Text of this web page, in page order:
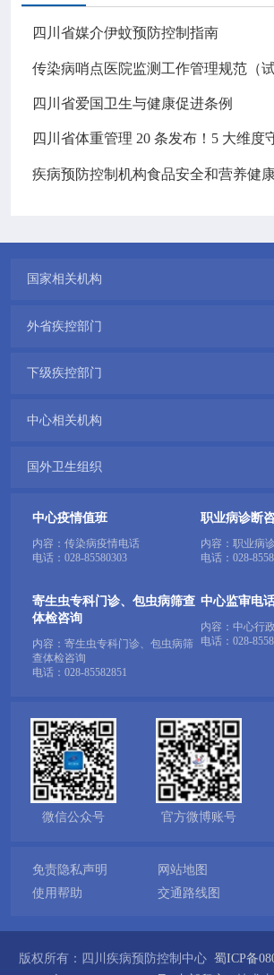
四川省媒介伊蚊预防控制指南
四川省爱国卫生与健康促进条例
国家相关机构
外省疾控部门
下级疾控部门
中心相关机构
国外卫生组织
中心疫情值班
内容：传染病疫情电话
电话： 028-85580303
职业病诊断
内容：职业病
电话： 028-
寄生虫专科门诊、包虫病筛查
体检咨询
内容：寄生虫专科门诊、包虫病筛
查体检咨询
电话： 028-85582851
中心监审电
内容：中心行
电话： 028-
微信公众号 官方微博账号
免责隐私声明
网站地图
使用帮助
交通路线图
版权所有：四川疾病预防控制中心 蜀ICP备